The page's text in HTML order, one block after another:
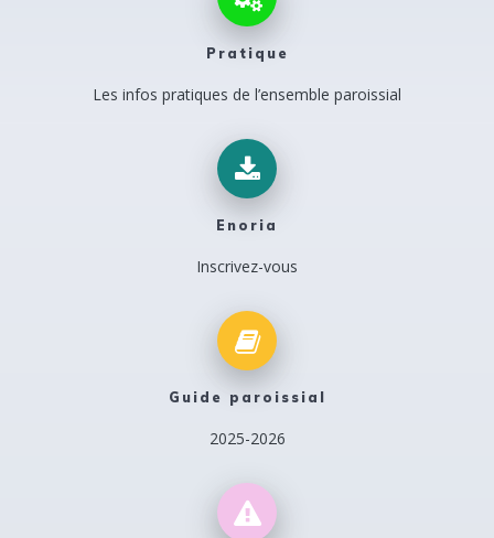
Pratique
Les infos pratiques de l’ensemble paroissial
Enoria
Inscrivez-vous
Guide paroissial
2025-2026